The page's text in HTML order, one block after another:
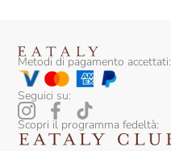
Gruppo Cevico
Guado Al Melo
I Cacciagalli
Metodi di pagamento accettati:
Seguici su:
Scopri il programma fedeltà: